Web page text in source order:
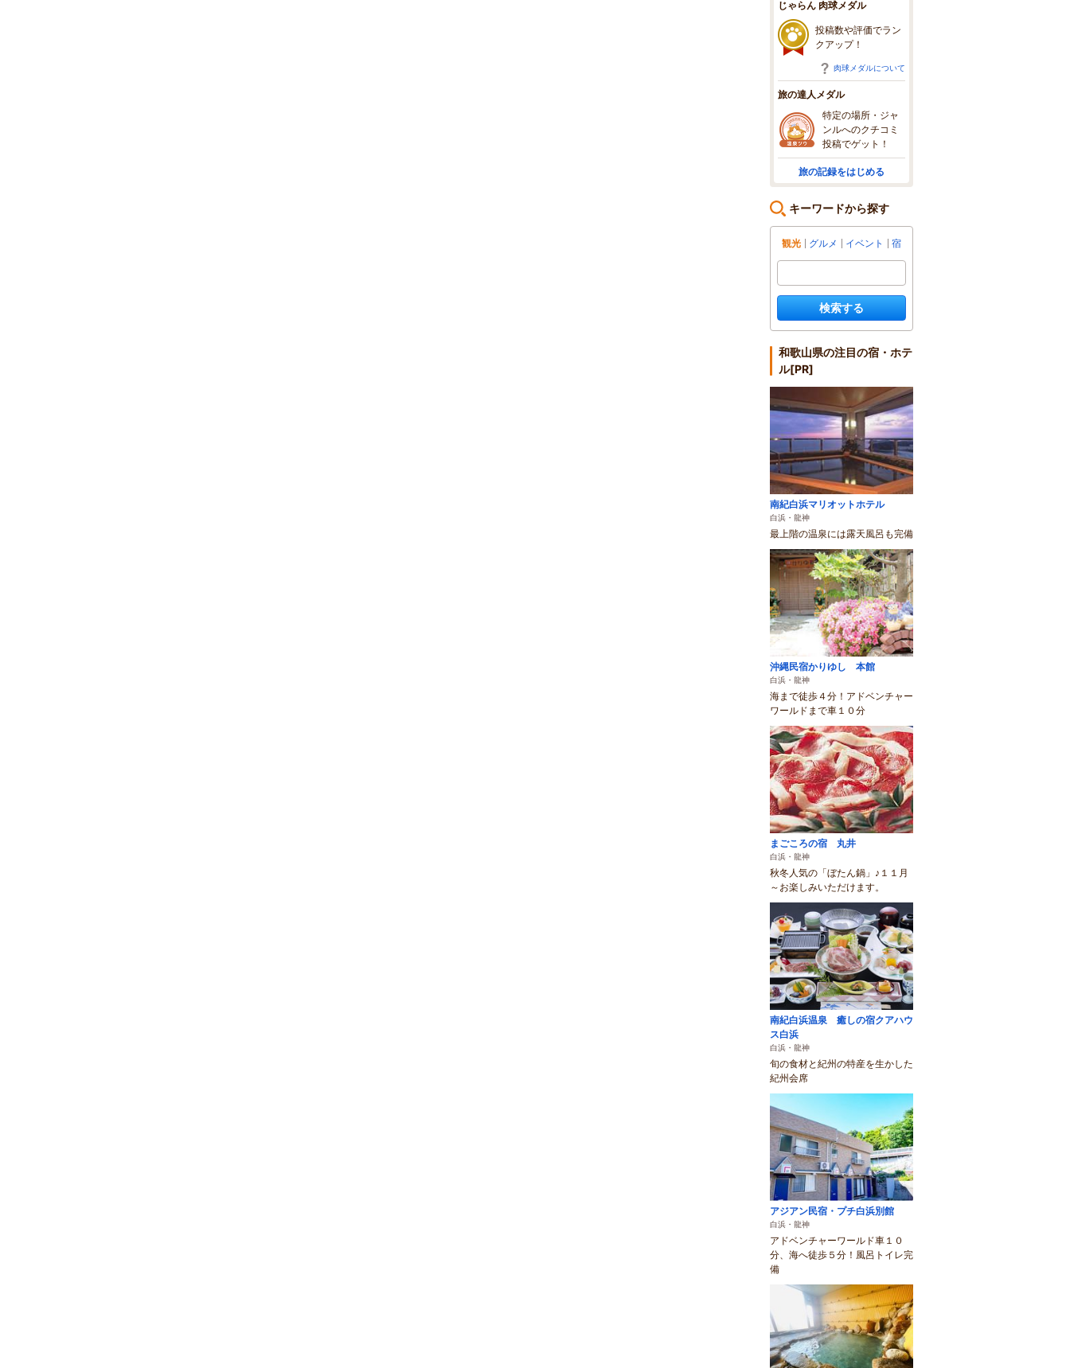
じゃらん 肉球メダル
投稿数や評価でラン
クアップ！
肉球メダルについて
旅の達人メダル
特定の場所・ジャ
ンルへのクチコミ
投稿でゲット！
旅の記録をはじめる
キーワードから探す
観光 グルメ イベント 宿
検索する
和歌山県の注目の宿・ホテ
ル[PR]
南紀白浜マリオットホテル
白浜・龍神
最上階の温泉には露天風呂も完備
沖縄民宿かりゆし 本館
白浜・龍神
海まで徒歩４分！アドベンチャー
ワールドまで車１０分
まごころの宿 丸井
白浜・龍神
秋冬人気の「ぼたん鍋」♪１１月
～お楽しみいただけます。
南紀白浜温泉 癒しの宿クアハウ
ス白浜
白浜・龍神
旬の食材と紀州の特産を生かした
紀州会席
アジアン民宿・プチ白浜別館
白浜・龍神
アドベンチャーワールド車１０
分、海へ徒歩５分！風呂トイレ完
備